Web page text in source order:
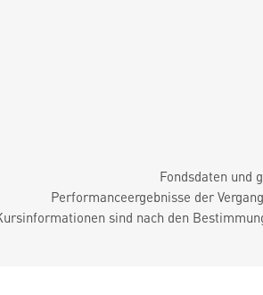
Fondsdaten und
Performanceergebnisse der
sind nach den